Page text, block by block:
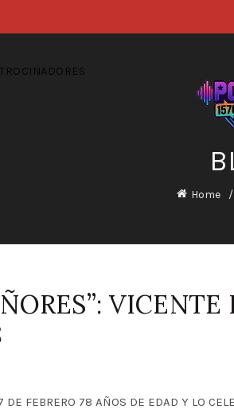
Home
DE FEBRERO 78 AÑOS DE EDAD Y LO